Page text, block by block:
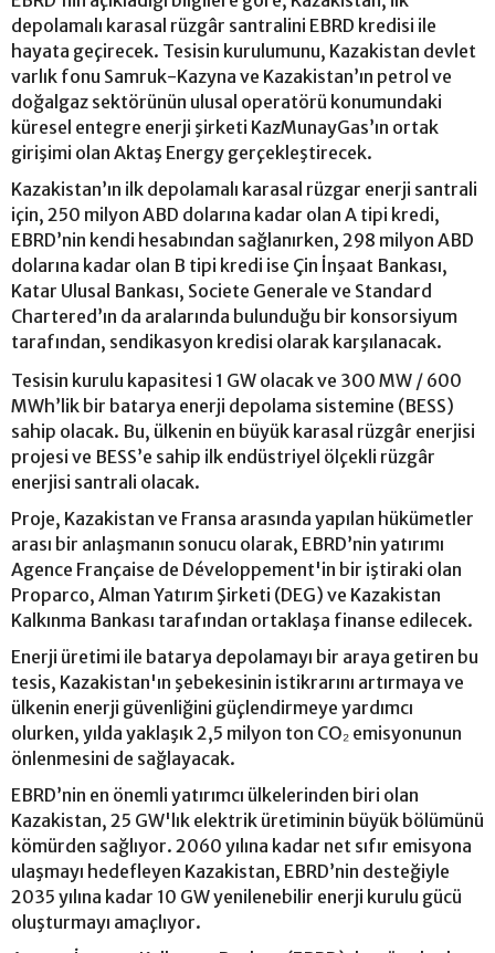
depolamalı karasal rüzgâr santralini EBRD kredisi ile
hayata geçirecek. Tesisin kurulumunu, Kazakistan devlet
varlık fonu Samruk-Kazyna ve Kazakistan’ın petrol ve
doğalgaz sektörünün ulusal operatörü konumundaki
küresel entegre enerji şirketi KazMunayGas’ın ortak
girişimi olan Aktaş Energy gerçekleştirecek.
Kazakistan’ın ilk depolamalı karasal rüzgar enerji santrali
için, 250 milyon ABD dolarına kadar olan A tipi kredi,
EBRD’nin kendi hesabından sağlanırken, 298 milyon ABD
dolarına kadar olan B tipi kredi ise Çin İnşaat Bankası,
Katar Ulusal Bankası, Societe Generale ve Standard
Chartered’ın da aralarında bulunduğu bir konsorsiyum
tarafından, sendikasyon kredisi olarak karşılanacak.
Tesisin kurulu kapasitesi 1 GW olacak ve 300 MW / 600
MWh’lik bir batarya enerji depolama sistemine (BESS)
sahip olacak. Bu, ülkenin en büyük karasal rüzgâr enerjisi
projesi ve BESS’e sahip ilk endüstriyel ölçekli rüzgâr
enerjisi santrali olacak.
Proje, Kazakistan ve Fransa arasında yapılan hükümetler
arası bir anlaşmanın sonucu olarak, EBRD’nin yatırımı
Agence Française de Développement'in bir iştiraki olan
Proparco, Alman Yatırım Şirketi (DEG) ve Kazakistan
Kalkınma Bankası tarafından ortaklaşa finanse edilecek.
Enerji üretimi ile batarya depolamayı bir araya getiren bu
tesis, Kazakistan'ın şebekesinin istikrarını artırmaya ve
ülkenin enerji güvenliğini güçlendirmeye yardımcı
olurken, yılda yaklaşık 2,5 milyon ton CO₂ emisyonunun
önlenmesini de sağlayacak.
EBRD’nin en önemli yatırımcı ülkelerinden biri olan
Kazakistan, 25 GW'lık elektrik üretiminin büyük bölümünü
kömürden sağlıyor. 2060 yılına kadar net sıfır emisyona
ulaşmayı hedefleyen Kazakistan, EBRD’nin desteğiyle
2035 yılına kadar 10 GW yenilenebilir enerji kurulu gücü
oluşturmayı amaçlıyor.